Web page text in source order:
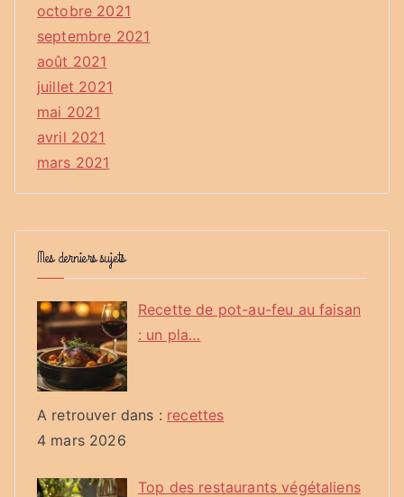
octobre 2021
septembre 2021
août 2021
juillet 2021
mai 2021
avril 2021
mars 2021
Mes derniers sujets
Recette de pot-au-feu au faisan
: un pla…
A retrouver dans : recettes
4 mars 2026
Top des restaurants végétaliens